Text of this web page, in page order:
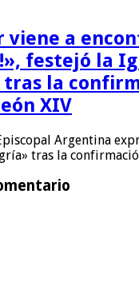
viene a
festejó la
la
XIV
Argentina
tras la